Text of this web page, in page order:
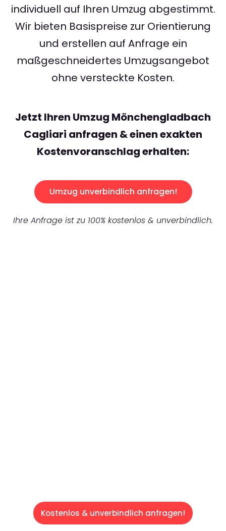
individuell auf Ihren Umzug abgestimmt.
Wir bieten Basispreise zur Orientierung
und erstellen auf Anfrage ein
maßgeschneidertes Umzugsangebot
ohne versteckte Kosten.
Jetzt Ihren Umzug Mönchengladbach
Cagliari anfragen & einen exakten
Kostenvoranschlag erhalten:
Umzug unverbindlich anfragen!
Ihre Anfrage ist zu 100% kostenlos & unverbindlich.
Kostenlos & unverbindlich anfragen!